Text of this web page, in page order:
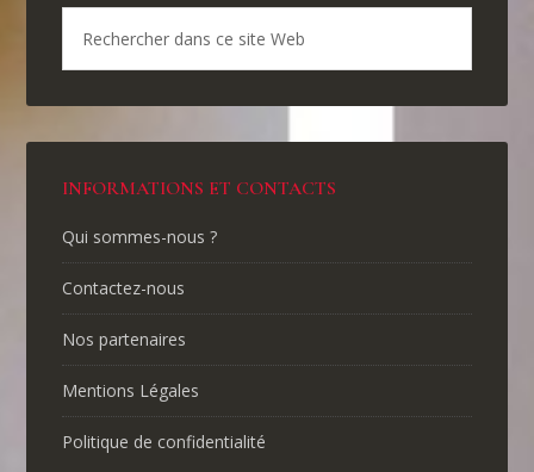
INFORMATIONS ET CONTACTS
Qui sommes-nous ?
Contactez-nous
Nos partenaires
Mentions Légales
Politique de confidentialité